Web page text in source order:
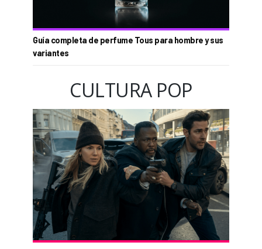
Guía completa de perfume Tous para hombre y sus
variantes
CULTURA POP